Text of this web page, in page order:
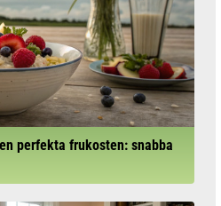
perfekta frukosten: snabba